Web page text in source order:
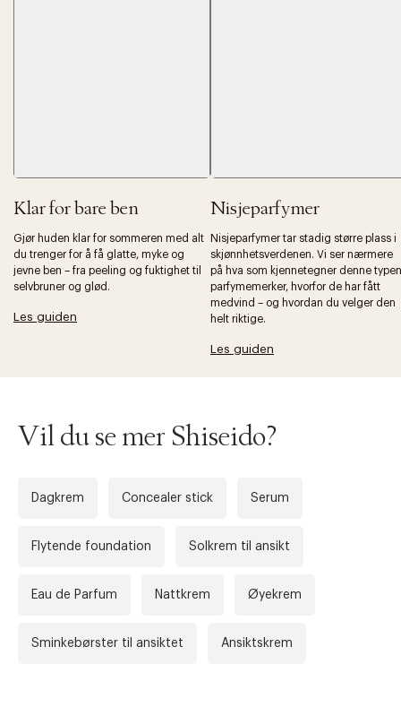
Klar for bare ben
Gjør huden klar for sommeren med alt
du trenger for å få glatte, myke og
jevne ben – fra peeling og fuktighet til
selvbruner og glød.
Les guiden
Nisjeparfymer
Nisjeparfymer tar stadig større plass i
skjønnhetsverdenen. Vi ser nærmere
på hva som kjennetegner denne typen
parfymemerker, hvorfor de har fått
medvind – og hvordan du velger den
helt riktige.
Les guiden
Vil du se mer Shiseido?
Dagkrem Concealer stick Serum
Flytende foundation Solkrem til ansikt
Eau de Parfum Nattkrem Øyekrem
Sminkebørster til ansiktet Ansiktskrem